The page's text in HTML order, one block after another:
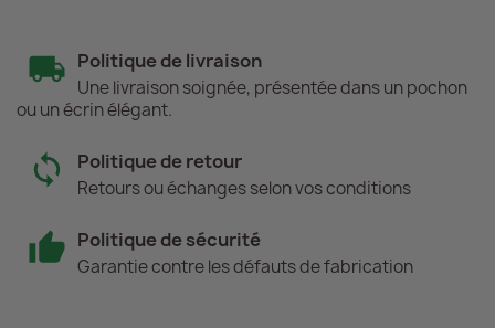
Politique de livraison
Une livraison soignée, présentée dans un pochon
ou un écrin élégant.
Politique de retour
Retours ou échanges selon vos conditions
Politique de sécurité
Garantie contre les défauts de fabrication